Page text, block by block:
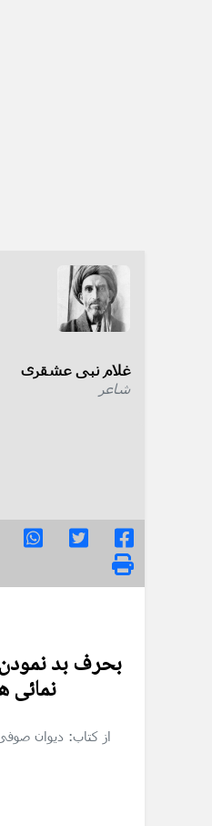
غلام نبی عشقری
شاعر
بحرف بد
از کتاب: دیوان